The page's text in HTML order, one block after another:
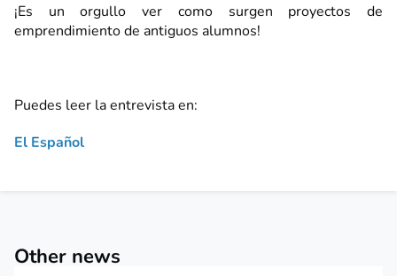
¡Es un orgullo ver como surgen proyectos de
emprendimiento de antiguos alumnos!
Puedes leer la entrevista en:
El Español
Other news